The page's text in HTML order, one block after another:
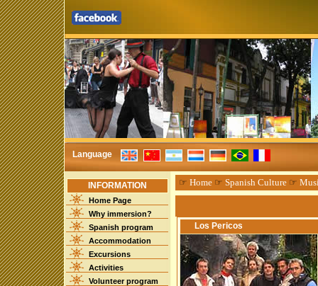
Language
INFORMATION
Home Page
Why immersion?
Spanish program
Accommodation
Excursions
Activities
Volunteer program
☞ Home☞ Spanish Culture☞
Los Pericos